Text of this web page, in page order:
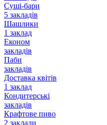
Суші-бари
5 закладів
Шашлики
1 заклад
Економ
закладів
Паби
закладів
Доставка квітів
1 заклад
Кондитерські
закладів
Крафтове пиво
2 заклади